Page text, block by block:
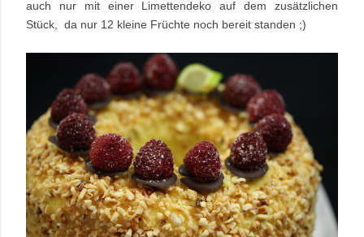
auch nur mit einer Limettendeko auf dem zusätzlichen
Stück, da nur 12 kleine Früchte noch bereit standen ;)